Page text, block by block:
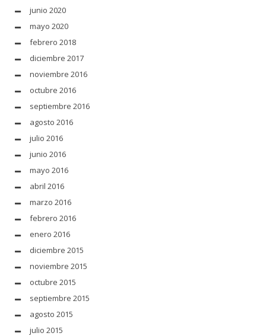
junio 2020
mayo 2020
febrero 2018
diciembre 2017
noviembre 2016
octubre 2016
septiembre 2016
agosto 2016
julio 2016
junio 2016
mayo 2016
abril 2016
marzo 2016
febrero 2016
enero 2016
diciembre 2015
noviembre 2015
octubre 2015
septiembre 2015
agosto 2015
julio 2015